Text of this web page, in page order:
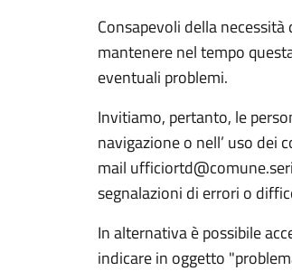
Consapevoli della
mantenere nel tempo
eventuali problemi.
Invitiamo, pertanto, le
navigazione o nell’ uso dei
mail
segnalazioni di errori o
In alternativa è possibile
indicare in oggetto